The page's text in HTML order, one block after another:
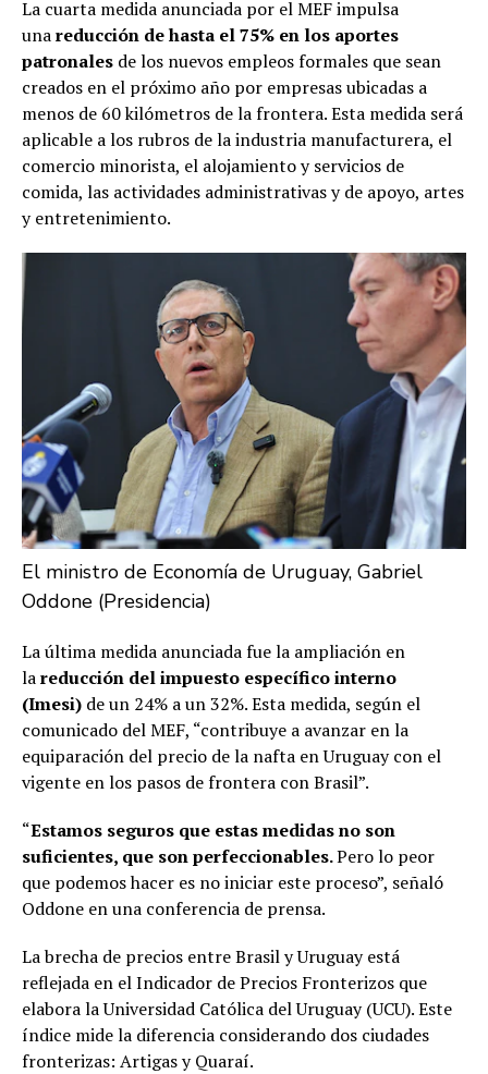
La cuarta medida anunciada por el MEF impulsa
unareducción de hasta el 75% en los aportes
patronales de los nuevos empleos formales que sean
creados en el próximo año por empresas ubicadas a
menos de 60 kilómetros de la frontera. Esta medida será
aplicable a los rubros de la industria manufacturera, el
comercio minorista, el alojamiento y servicios de
comida, las actividades administrativas y de apoyo, artes
y entretenimiento.
El ministro de Economía de Uruguay, Gabriel
Oddone (Presidencia)
La última medida anunciada fue la ampliación en
lareducción del impuesto específico interno
(Imesi) de un 24% a un 32%. Esta medida, según el
comunicado del MEF, “contribuye a avanzar en la
equiparación del precio de la nafta en Uruguay con el
vigente en los pasos de frontera con Brasil”.
“Estamos seguros que estas medidas no son
suficientes, que son perfeccionables.Pero lo peor
que podemos hacer es no iniciar este proceso”, señaló
Oddone en una conferencia de prensa.
La brecha de precios entre Brasil y Uruguay está
reflejada en el Indicador de Precios Fronterizos que
elabora la Universidad Católica del Uruguay (UCU). Este
índice mide la diferencia considerando dos ciudades
fronterizas: Artigas y Quaraí.